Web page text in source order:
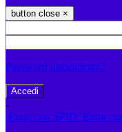
button close ×
Password dimenticata?
-
Entra con SPID Entra